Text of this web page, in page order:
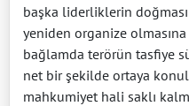
başka liderliklerin
yeniden organize
bağlamda terörün tasfiye
net bir şekilde ortaya
mahkumiyet hali saklı